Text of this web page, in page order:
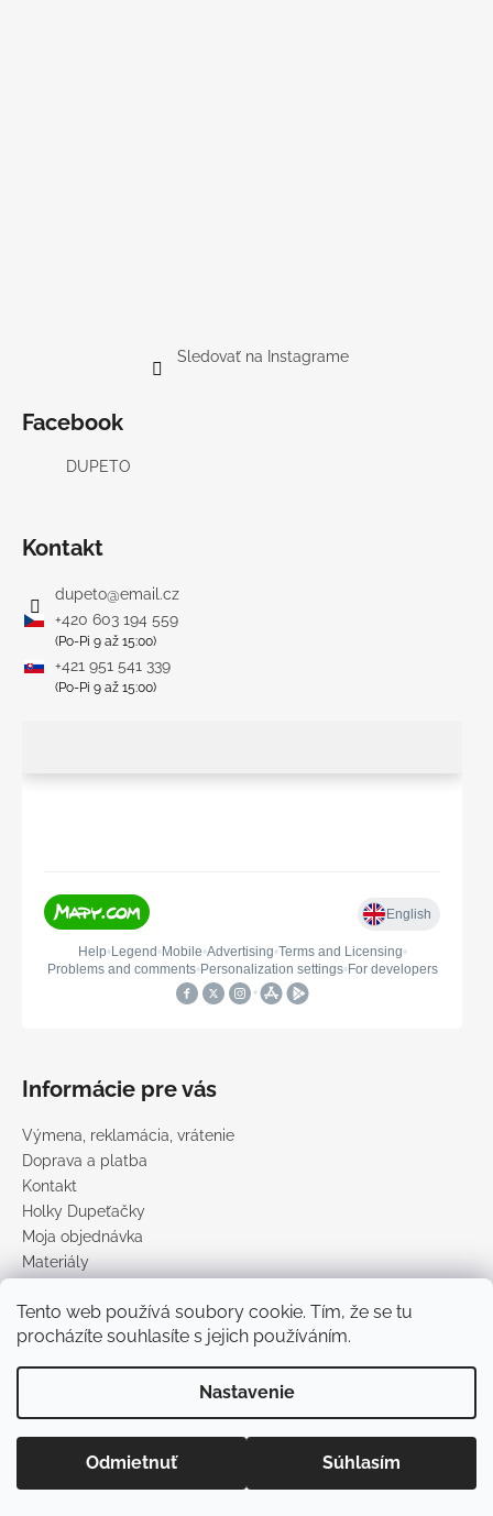
Tento web používá soubory cookie. Tím, že se tu
procházíte souhlasíte s jejich používáním.
Nastavenie
Odmietnuť Súhlasím
Sledovať na Instagrame
Facebook
DUPETO
Kontakt
dupeto@email.cz
+420 603 194 559
(Po-Pi 9 až 15:00)
+421 951 541 339
(Po-Pi 9 až 15:00)
Informácie pre vás
Výmena, reklamácia, vrátenie
Doprava a platba
Kontakt
Holky Dupeťačky
Moja objednávka
Materiály
Podmienky ochrany osobných údajov
Predávané značky
Copyright 2026DUPETO. Všetky práva vyhradené.Upraviť